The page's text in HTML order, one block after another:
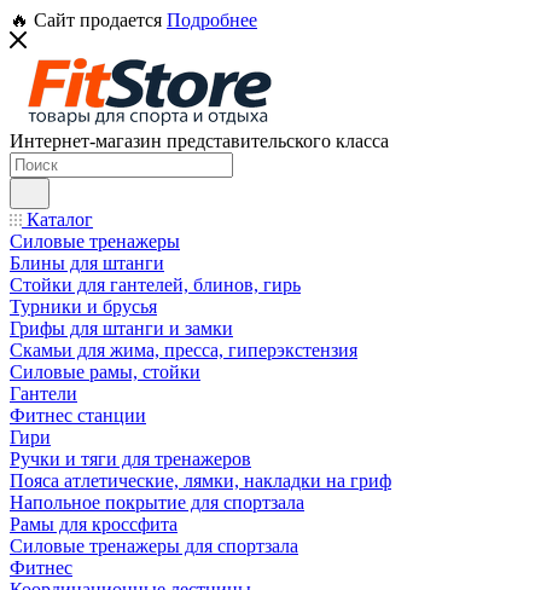
🔥 Сайт продается Подробнее
Интернет-магазин представительского класса
Каталог
Силовые тренажеры
Блины для штанги
Стойки для гантелей, блинов, гирь
Турники и брусья
Грифы для штанги и замки
Скамьи для жима, пресса, гиперэкстензия
Силовые рамы, стойки
Гантели
Фитнес станции
Гири
Ручки и тяги для тренажеров
Пояса атлетические, лямки, накладки на гриф
Напольное покрытие для спортзала
Рамы для кроссфита
Силовые тренажеры для спортзала
Фитнес